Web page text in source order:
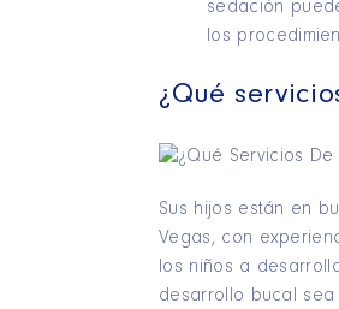
sedación
los
¿Qué
Sus hijos están en
Vegas, con
los niños a
desarrollo bucal